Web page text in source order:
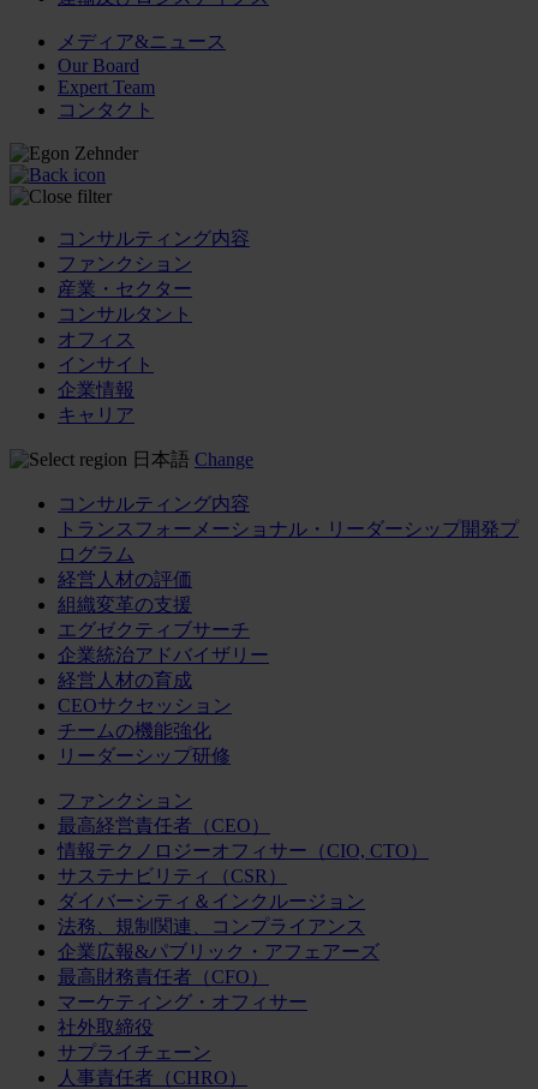
メディア&ニュース
Our Board
Expert Team
コンタクト
コンサルティング内容
ファンクション
産業・セクター
コンサルタント
オフィス
インサイト
企業情報
キャリア
日本語 Change
コンサルティング内容
トランスフォーメーショナル・リーダーシップ開発プ
ログラム
経営人材の評価
組織変革の支援
エグゼクティブサーチ
企業統治アドバイザリー
経営人材の育成
CEOサクセッション
チームの機能強化
リーダーシップ研修
ファンクション
最高経営責任者（CEO）
情報テクノロジーオフィサー（CIO, CTO）
サステナビリティ（CSR）
ダイバーシティ＆インクルージョン
法務、規制関連、コンプライアンス
企業広報&パブリック・アフェアーズ
最高財務責任者（CFO）
マーケティング・オフィサー
社外取締役
サプライチェーン
人事責任者（CHRO）